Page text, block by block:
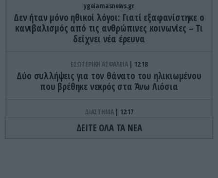
ygeiamasnews.gr
Δεν ήταν μόνο ηθικοί λόγοι: Γιατί εξαφανίστηκε ο
κανιβαλισμός από τις ανθρώπινες κοινωνίες – Τι
δείχνει νέα έρευνα
ΕΣΩΤΕΡΙΚΗ ΑΣΦΑΛΕΙΑ 12:18
Δύο συλλήψεις για τον θάνατο του ηλικιωμένου
που βρέθηκε νεκρός στα Άνω Λιόσια
ΔΙΑΣΤΗΜΑ 12:17
Γιατί ο ουρανός του διαστήματος είναι μαύρος
ενώ ο Ήλιος λάμπει
ΔΕΙΤΕ ΟΛΑ ΤΑ ΝΕΑ